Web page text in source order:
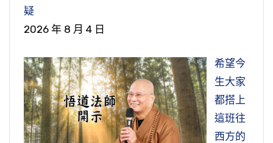
疑
2026 年 8 月 4 日
希望今
生大家
都搭上
這班往
西方的